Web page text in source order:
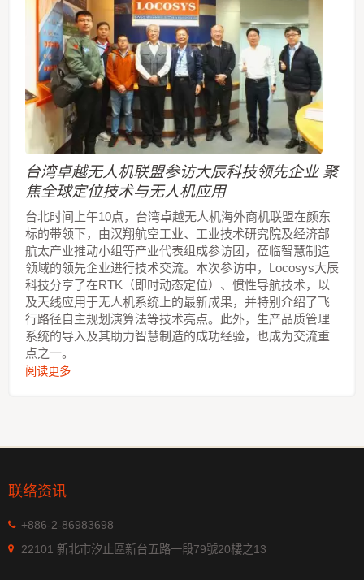
台湾卓越无人机联盟参访大辰科技领先企业 聚
焦全球定位技术与无人机应用
台北时间上午10点，台湾卓越无人机海外商机联盟在颜东
标的带领下，由汉翔航空工业、工业技术研究院及经济部
航太产业推动小组等产业代表组成参访团，莅临智慧制造
领域的领先企业进行技术交流。本次参访中，Locosys大辰
科技分享了在RTK（即时动态定位）、惯性导航技术，以
及天线应用于无人机系统上的最新成果，并特别介绍了飞
行路径自主规划演算法等技术亮点。此外，生产品质管理
系统的导入及其助力智慧制造的成功经验，也成为交流重
点之一。
阅读更多
联络资讯
+886-2-86983698
22101 新北市汐止區新台五路一段79號20樓之13